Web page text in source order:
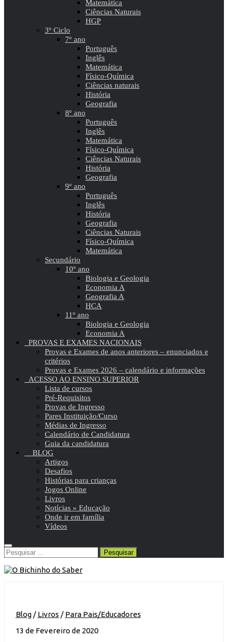
Matemática
Ciências Naturais
HGP
3º Ciclo
7º ano
Português
Inglês
Matemática
Físico-Química
Ciências naturais
História
Geografia
8º ano
Português
Inglês
Matemática
Físico-Química
Ciências Naturais
História
Geografia
9º ano
Português
Inglês
História
Geografia
Ciências Naturais
Físico-Química
Matemática
Secundário
10º ano
Biologia e Geologia
Economia A
Geografia A
HCA
11º ano
Biologia e Geologia
Economia A
PROVAS E EXAMES NACIONAIS
Provas e Exames de anos anteriores – enunciados e
critérios
Provas e Exames 2026 – calendário e informações
ACESSO AO ENSINO SUPERIOR
Lista de cursos
Pré-Requisitos
Provas de Ingresso
Pares Instituição/Curso
Médias de Ingresso
Calendário de Candidatura
Guia da candidatura
BLOG
Artigos
Desafios
Histórias para crianças
Jogos Online
Livros
Notícias » Educação
Onde ir em família
Vídeos
Pesquisar
por:
Blog/ Livros / Para Pais/Educadores
13 de Fevereiro de 2020